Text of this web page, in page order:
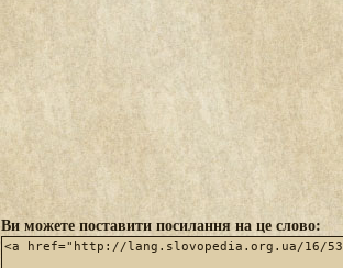
Ви можете поставити посилання на це слово: